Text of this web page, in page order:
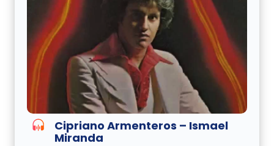
Cipriano Armenteros – Ismael
Miranda